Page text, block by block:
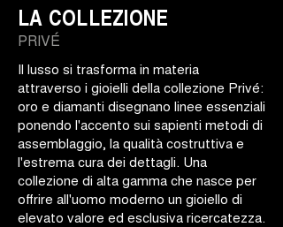
LA COLLEZIONE
PRIVÉ
Il lusso si trasforma in materia
attraverso i gioielli della collezione Privé:
oro e diamanti disegnano linee essenziali
ponendo l'accento sui sapienti metodi di
assemblaggio, la qualità costruttiva e
l'estrema cura dei dettagli. Una
collezione di alta gamma che nasce per
offrire all'uomo moderno un gioiello di
elevato valore ed esclusiva ricercatezza.